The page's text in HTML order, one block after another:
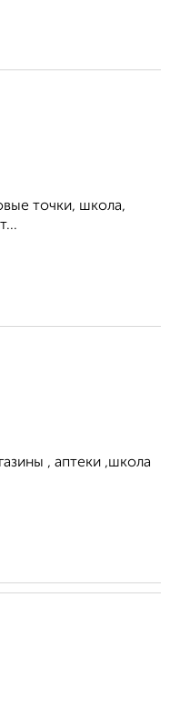
точки, школа,
, аптеки ,школа